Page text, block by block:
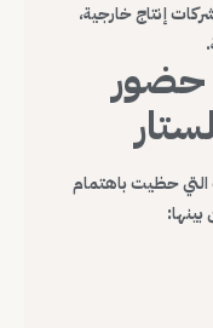
إنتاج خارجية،
حضور
التي حظيت باهتمام